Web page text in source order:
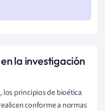
la investigación
, los principios de bioética
conforme a normas